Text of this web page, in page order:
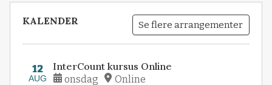
KALENDER Se flere arrangementer
12
AUG
InterCount kursus Online
onsdag Online